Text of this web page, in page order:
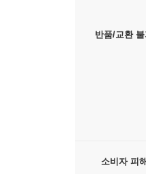
제7장 제2의
공산당 20차
및 중국의 강
영향력을 확
견제에 참여
유지하고, 한
실현을 위한
한반도 상황
반품/교환
소비자 피